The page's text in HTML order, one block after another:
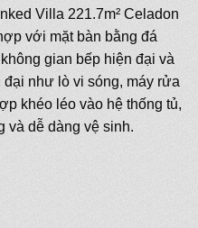
Villa 221.7m² Celadon
với mặt bàn bằng đá
gian bếp hiện đại và
như lò vi sóng, máy rửa
khéo léo vào hệ thống tủ,
và dễ dàng vệ sinh.